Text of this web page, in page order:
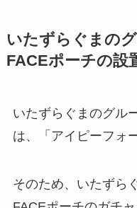
いたずらぐまの
FACEポーチの設
いたずらぐまのグル
は、「アイピーフォ
そのため、いたずら